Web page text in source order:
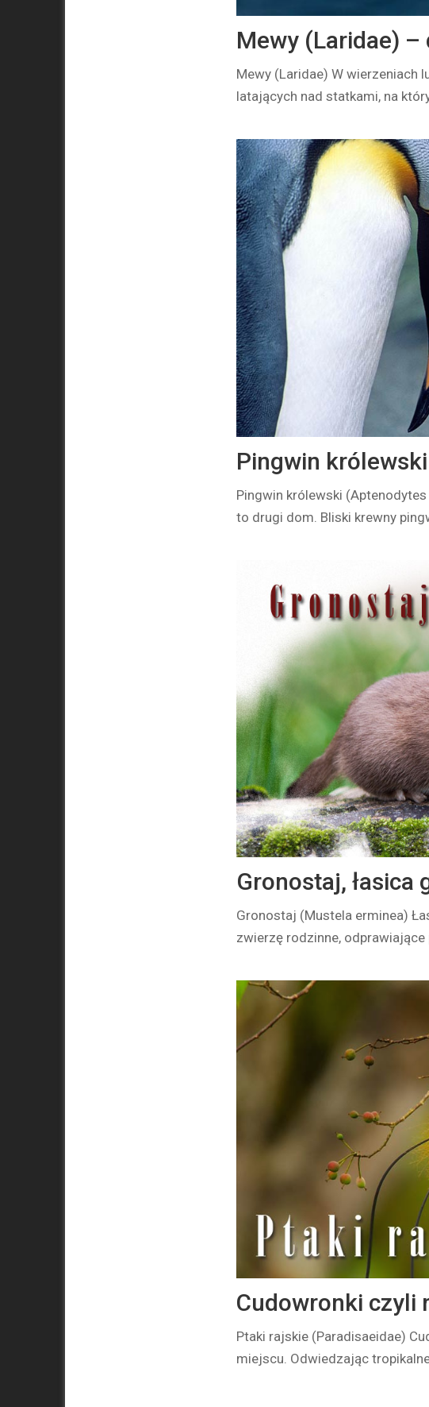
Mewy (Laridae)
Mewy (Laridae) W wierzeniach
latających nad statkami, na
Pingwin
Pingwin królewski
to drugi dom. Bliski krewny
Gronostaj, łasica
Gronostaj (Mustela erminea)
zwierzę rodzinne,
Cudowronki czyli
Ptaki rajskie (Paradisaeidae)
miejscu. Odwiedzając